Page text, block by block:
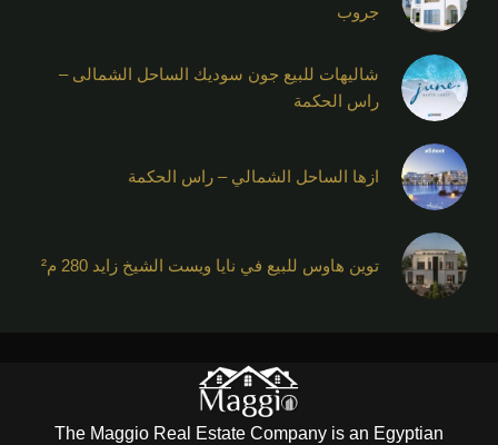
جروب
شاليهات للبيع جون سوديك الساحل الشمالى –
راس الحكمة
ازها الساحل الشمالي – راس الحكمة
توين هاوس للبيع في نايا ويست الشيخ زايد 280 م²
The Maggio Real Estate Company is an Egyptian